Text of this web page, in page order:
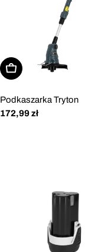
Dodaj do koszyka
Podkaszarka Tryton
Cena
172,99 zł